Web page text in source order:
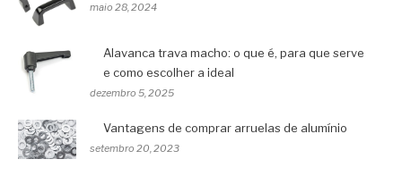
maio 28, 2024
Alavanca trava macho: o que é, para que serve
e como escolher a ideal
dezembro 5, 2025
Vantagens de comprar arruelas de alumínio
setembro 20, 2023